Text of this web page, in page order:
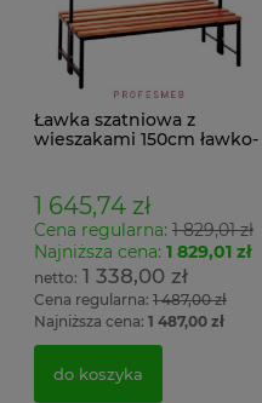
Ławka szatniowa z
wieszakami 150cm ławko-
1 645,74 zł
Cena regularna: 1 829,01 zł
Najniższa cena: 1 829,01 zł
1 338,00 zł
Cena regularna: 1 487,00 zł
Najniższa cena: 1 487,00 zł
do koszyka